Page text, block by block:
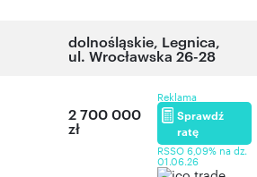
dolnośląskie, Legnica,
ul. Wrocławska 26-28
2 700 000
zł
Reklama
Sprawdź
ratę
RSSO 6,09% na dz.
01.06.26